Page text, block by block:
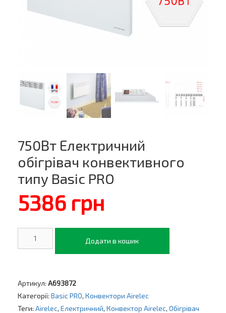
750Вт Електричний
обігрівач конвективного
типу Basic PRO
5386 грн
Електричний
Basic
PRO
кількість
Додати в кошик
Артикул: A693872
Категорії: Basic PRO, Конвектори Airelec
Теги: Airelec, Електричний, Конвектор Airelec, Обігрівач